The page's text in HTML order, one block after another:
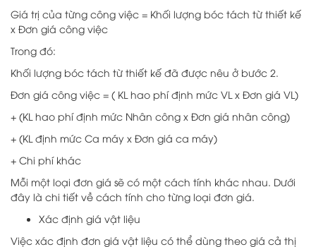
Giá trị của từng công việc = Khối lượng bóc tách từ thiết kế
x Đơn giá công việc
Trong đó:
Khối lượng bóc tách từ thiết kế đã được nêu ở bước 2.
Đơn giá công việc = ( KL hao phí định mức VL x Đơn giá VL)
+ (KL hao phí định mức Nhân công x Đơn giá nhân công)
+ (KL định mức Ca máy x Đơn giá ca máy)
+ Chi phí khác
Mỗi một loại đơn giá sẽ có một cách tính khác nhau. Dưới
đây là chi tiết về cách tính cho từng loại đơn giá.
Xác định giá vật liệu
Việc xác định đơn giá vật liệu có thể dùng theo giá cả thị